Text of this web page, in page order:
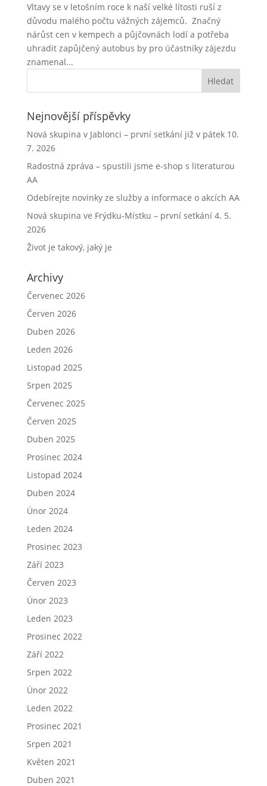
Vltavy se v letošním roce k naší velké lítosti ruší z
důvodu malého počtu vážných zájemců. Značný
nárůst cen v kempech a půjčovnách lodí a potřeba
uhradit zapůjčený autobus by pro účastníky zájezdu
znamenal...
Nejnovější příspěvky
Nová skupina v Jablonci – první setkání již v pátek 10.
7. 2026
Radostná zpráva – spustili jsme e-shop s literaturou
AA
Odebírejte novinky ze služby a informace o akcích AA
Nová skupina ve Frýdku-Místku – první setkání 4. 5.
2026
Život je takový, jaký je
Archivy
Červenec 2026
Červen 2026
Duben 2026
Leden 2026
Listopad 2025
Srpen 2025
Červenec 2025
Červen 2025
Duben 2025
Prosinec 2024
Listopad 2024
Duben 2024
Únor 2024
Leden 2024
Prosinec 2023
Září 2023
Červen 2023
Únor 2023
Leden 2023
Prosinec 2022
Září 2022
Srpen 2022
Únor 2022
Leden 2022
Prosinec 2021
Srpen 2021
Květen 2021
Duben 2021